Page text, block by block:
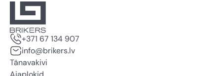
+371 67 134 907
info@brikers.lv
Tänavakivi